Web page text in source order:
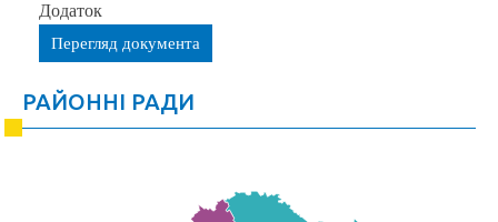
Додаток
Перегляд документа
РАЙОННІ РАДИ